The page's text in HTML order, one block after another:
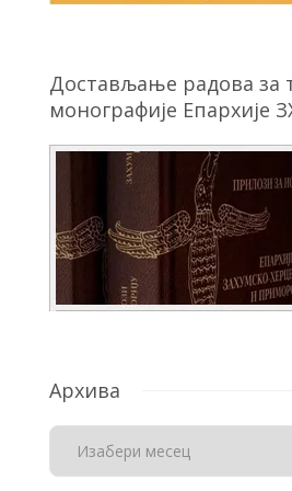
Достављање радова за
монографије Епархије
Архива